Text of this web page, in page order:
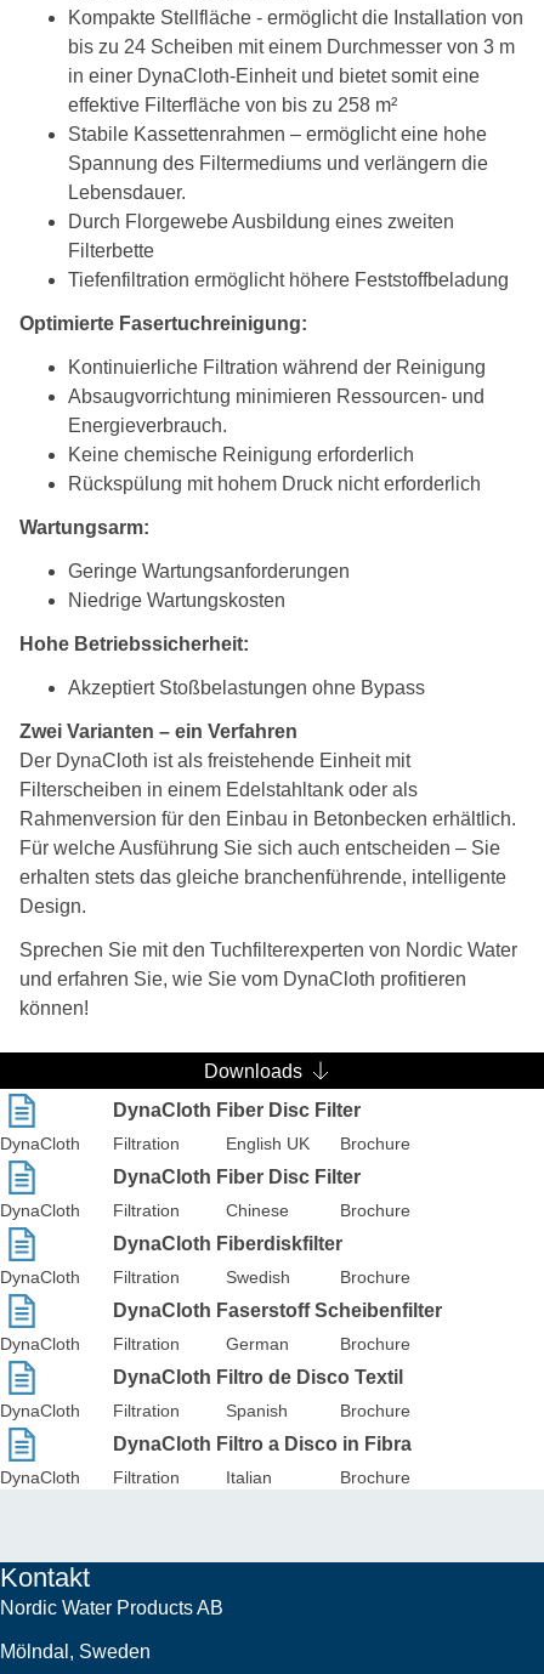
Kompakte Stellfläche - ermöglicht die Installation von
bis zu 24 Scheiben mit einem Durchmesser von 3 m
in einer DynaCloth-Einheit und bietet somit eine
effektive Filterfläche von bis zu 258 m²
Stabile Kassettenrahmen – ermöglicht eine hohe
Spannung des Filtermediums und verlängern die
Lebensdauer.
Durch Florgewebe Ausbildung eines zweiten
Filterbette
Tiefenfiltration ermöglicht höhere Feststoffbeladung
Optimierte Fasertuchreinigung:
Kontinuierliche Filtration während der Reinigung
Absaugvorrichtung minimieren Ressourcen- und
Energieverbrauch.
Keine chemische Reinigung erforderlich
Rückspülung mit hohem Druck nicht erforderlich
Wartungsarm:
Geringe Wartungsanforderungen
Niedrige Wartungskosten
Hohe Betriebssicherheit:
Akzeptiert Stoßbelastungen ohne Bypass
Zwei Varianten – ein Verfahren
Der DynaCloth ist als freistehende Einheit mit
Filterscheiben in einem Edelstahltank oder als
Rahmenversion für den Einbau in Betonbecken erhältlich.
Für welche Ausführung Sie sich auch entscheiden – Sie
erhalten stets das gleiche branchenführende, intelligente
Design.
Sprechen Sie mit den Tuchfilterexperten von Nordic Water
und erfahren Sie, wie Sie vom DynaCloth profitieren
können!
Downloads
DynaCloth Fiber Disc Filter
DynaCloth Filtration English UK Brochure
DynaCloth Fiber Disc Filter
DynaCloth Filtration Chinese Brochure
DynaCloth Fiberdiskfilter
DynaCloth Filtration Swedish Brochure
DynaCloth Faserstoff Scheibenfilter
DynaCloth Filtration German Brochure
DynaCloth Filtro de Disco Textil
DynaCloth Filtration Spanish Brochure
DynaCloth Filtro a Disco in Fibra
DynaCloth Filtration Italian Brochure
Kontakt
Nordic Water Products AB
Mölndal, Sweden